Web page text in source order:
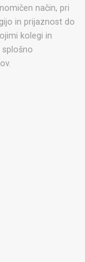
način, pri
in prijaznost do
kolegi in
splošno